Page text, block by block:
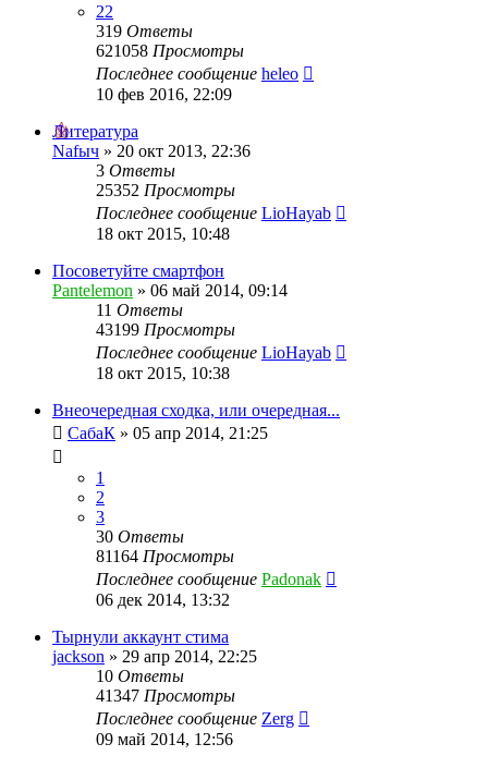
22
319 Ответы
621058 Просмотры
Последнее сообщение heleo
10 фев 2016, 22:09
Литература
Nafыч » 20 окт 2013, 22:36
3 Ответы
25352 Просмотры
Последнее сообщение LioHayab
18 окт 2015, 10:48
Посоветуйте смартфон
Pantelemon » 06 май 2014, 09:14
11 Ответы
43199 Просмотры
Последнее сообщение LioHayab
18 окт 2015, 10:38
Внеочередная сходка, или очередная...
СабаК » 05 апр 2014, 21:25
1
2
3
30 Ответы
81164 Просмотры
Последнее сообщение Padonak
06 дек 2014, 13:32
Тырнули аккаунт стима
jackson » 29 апр 2014, 22:25
10 Ответы
41347 Просмотры
Последнее сообщение Zerg
09 май 2014, 12:56